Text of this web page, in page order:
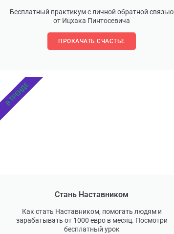
Бесплатный практикум с личной обратной связью
от Ицхака Пинтосевича
ПРОКАЧАТЬ СЧАСТЬЕ
Стань Наставником
Как стать Наставником, помогать людям и
зарабатывать от 1000 евро в месяц. Посмотри
бесплатный урок
В ТРЕНДЕ